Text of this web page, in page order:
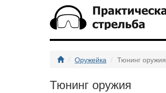
Оружейка Тюнинг оружия
Тюнинг оружия